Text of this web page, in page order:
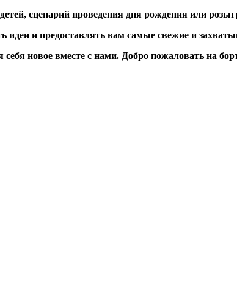
сценарий проведения дня рождения или
идеи и предоставлять вам самые свежие и
новое вместе с нами. Добро пожаловать на